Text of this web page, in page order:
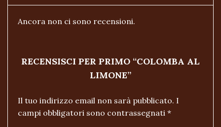
Ancora non ci sono recensioni.
RECENSISCI PER PRIMO “COLOMBA AL
LIMONE”
Il tuo indirizzo email non sarà pubblicato. I
campi obbligatori sono contrassegnati *